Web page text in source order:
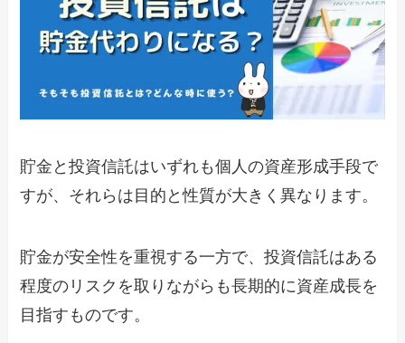
貯金と投資信託はいずれも個人の資産形成手段で
すが、それらは目的と性質が大きく異なります。
貯金が安全性を重視する一方で、投資信託はある
程度のリスクを取りながらも長期的に資産成長を
目指すものです。